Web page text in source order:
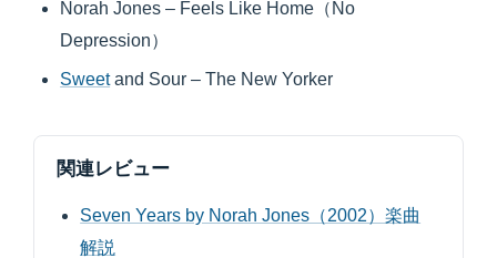
Norah Jones – Feels Like Home（No
Depression）
Sweetand Sour – The New Yorker
関連レビュー
Seven Years by Norah Jones（2002）楽曲
解説